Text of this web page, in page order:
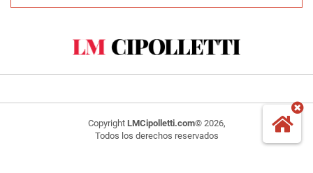
Copyright LMCipolletti.com© 2026,
Todos los derechos reservados